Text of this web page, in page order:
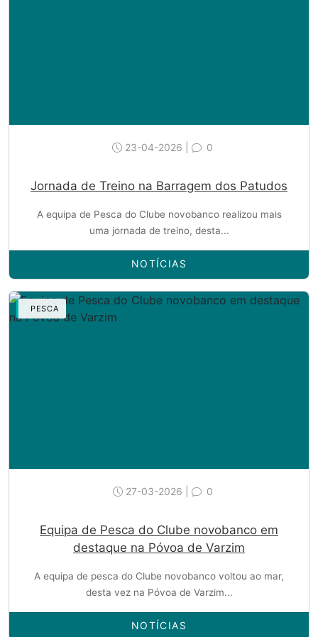
23-04-2026 | 0
Jornada de Treino na Barragem dos Patudos
A equipa de Pesca do Clube novobanco realizou mais
uma jornada de treino, desta...
NOTÍCIAS
PESCA
27-03-2026 | 0
Equipa de Pesca do Clube novobanco em
destaque na Póvoa de Varzim
A equipa de pesca do Clube novobanco voltou ao mar,
desta vez na Póvoa de Varzim...
NOTÍCIAS